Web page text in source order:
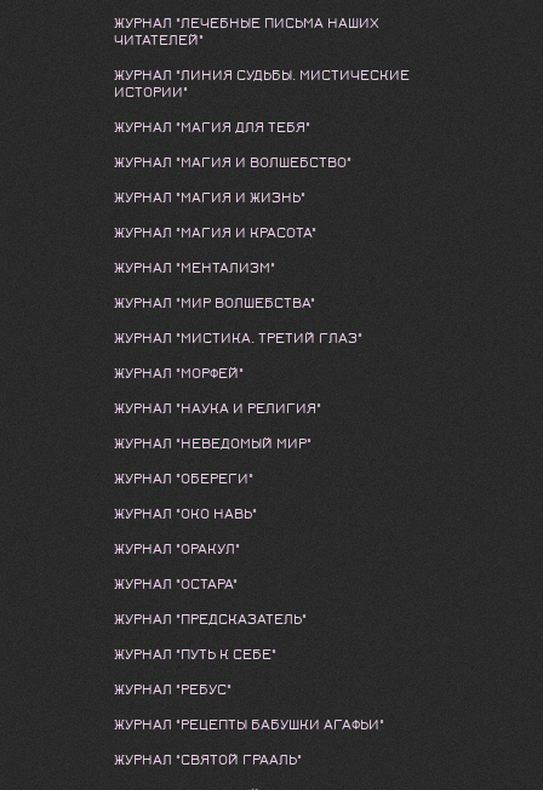
ЖУРНАЛ "ЛЕЧЕБНЫЕ ПИСЬМА НАШИХ
ЧИТАТЕЛЕЙ"
ЖУРНАЛ "ЛИНИЯ СУДЬБЫ. МИСТИЧЕСКИЕ
ИСТОРИИ"
ЖУРНАЛ "МАГИЯ ДЛЯ ТЕБЯ"
ЖУРНАЛ "МАГИЯ И ВОЛШЕБСТВО"
ЖУРНАЛ "МАГИЯ И ЖИЗНЬ"
ЖУРНАЛ "МАГИЯ И КРАСОТА"
ЖУРНАЛ "МЕНТАЛИЗМ"
ЖУРНАЛ "МИР ВОЛШЕБСТВА"
ЖУРНАЛ "МИСТИКА. ТРЕТИЙ ГЛАЗ"
ЖУРНАЛ "МОРФЕЙ"
ЖУРНАЛ "НАУКА И РЕЛИГИЯ"
ЖУРНАЛ "НЕВЕДОМЫЙ МИР"
ЖУРНАЛ "ОБЕРЕГИ"
ЖУРНАЛ "ОКО НАВЬ"
ЖУРНАЛ "ОРАКУЛ"
ЖУРНАЛ "ОСТАРА"
ЖУРНАЛ "ПРЕДСКАЗАТЕЛЬ"
ЖУРНАЛ "ПУТЬ К СЕБЕ"
ЖУРНАЛ "РЕБУС"
ЖУРНАЛ "РЕЦЕПТЫ БАБУШКИ АГАФЬИ"
ЖУРНАЛ "СВЯТОЙ ГРААЛЬ"